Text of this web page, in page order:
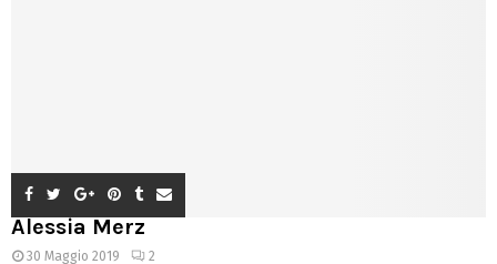
Alessia Merz
30 Maggio 2019 2